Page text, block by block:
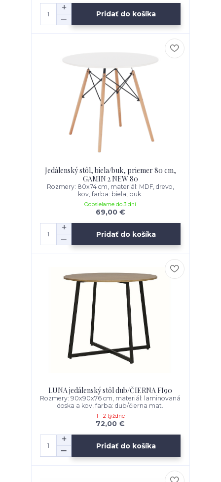
Pridať do košíka
Jedálenský stôl, biela/buk, priemer 80 cm,
GAMIN 2 NEW 80
Rozmery: 80x74 cm, materiál: MDF, drevo,
kov, farba: biela, buk.
69,00 €
Odosielame do 3 dní
Pridať do košíka
LUNA jedálenský stôl dub/ČIERNA FI90
Rozmery: 90x90x76 cm, materiál: laminovaná
doska a kov, farba: dub/čierna mat.
72,00 €
1 - 2 týždne
Pridať do košíka